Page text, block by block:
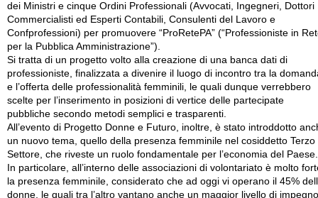
dei Ministri e cinque Ordini Professionali (Avvocati, Ingegneri, Dottori
Commercialisti ed Esperti Contabili, Consulenti del Lavoro e
Confprofessioni) per promuovere “ProRetePA” (“Professioniste in
per la Pubblica Amministrazione”).
Si tratta di un progetto volto alla creazione di una banca dati di
professioniste, finalizzata a divenire il luogo di incontro tra la
e l’offerta delle professionalità femminili, le quali dunque verrebbero
scelte per l’inserimento in posizioni di vertice delle partecipate
pubbliche secondo metodi semplici e trasparenti.
All’evento di Progetto Donne e Futuro, inoltre, è stato introddotto
un nuovo tema, quello della presenza femminile nel cosiddetto Terzo
Settore, che riveste un ruolo fondamentale per l’economia del Paese.
In particolare, all’interno delle associazioni di volontariato è molto
la presenza femminile, considerato che ad oggi vi operano il 45%
donne, le quali tra l’altro vantano anche un maggior livello di impegno